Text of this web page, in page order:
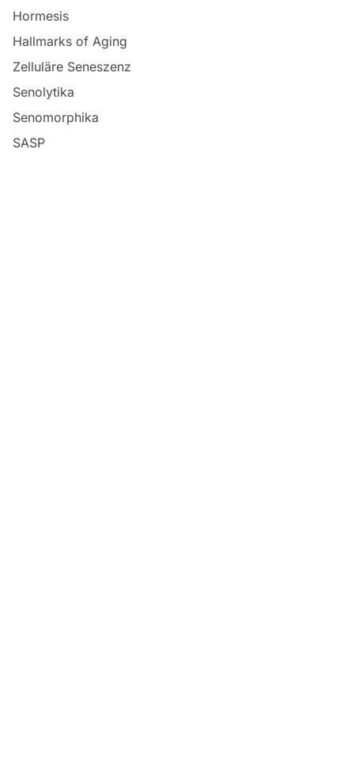
Hormesis
Hallmarks of Aging
Zelluläre Seneszenz
Senolytika
Senomorphika
SASP